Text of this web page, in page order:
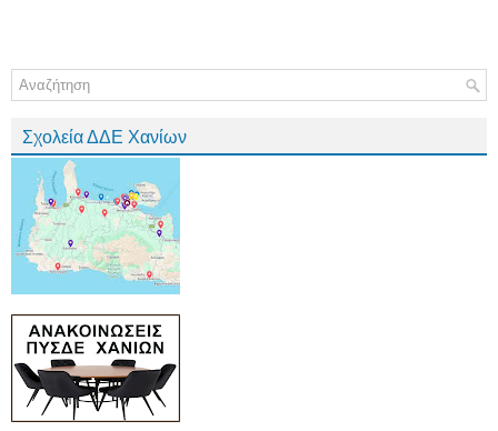
Σχολεία ΔΔΕ Χανίων